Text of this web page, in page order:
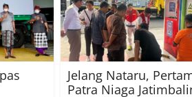
Jelang Nataru,
Patra Niaga